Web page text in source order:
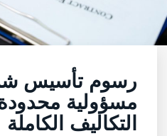
رسوم تأسيس
مسؤولية
التكاليف الكاملة